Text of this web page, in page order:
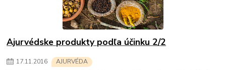
Ajurvédske produkty podľa účinku 2/2
17.11.2016 AJURVÉDA